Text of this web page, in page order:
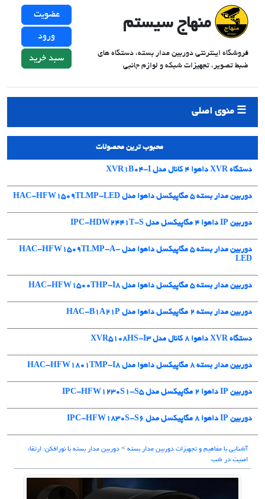
منهاج سیستم
عضویت
ورود
سبد خرید
فروشگاه اینترنتی دوربین مدار بسته، دستگاه های
ضبط تصویر، تجهیزات شبکه و لوازم جانبی
منوی اصلی
محبوب ترین محصولات
دستگاه XVR داهوا 4 کانال مدل XVR1B04-I
دوربین مدار بسته 5 مگاپیکسل داهوا مدل HAC-HFW1509TLMP-LED
دوربین IP داهوا 4 مگاپیکسل مدل IPC-HDW2441T-S
دوربین مدار بسته 5 مگاپیکسل داهوا مدل HAC-HFW1509TLMP-A-
LED
دوربین مدار بسته 5 مگاپیکسل داهوا مدل HAC-HFW1500THP-I8
دوربین مدار بسته ۲ مگاپیکسل داهوا مدل HAC-B1A21P
دستگاه XVR داهوا 8 کانال مدل XVR5108HS-I3
دوربین مدار بسته 8 مگاپیکسل داهوا مدل HAC-HFW1801TMP-I8
دوربین IP داهوا 2 مگاپیکسل مدل IPC-HFW1230S1-S5
دوربین IP داهوا 8 مگاپیکسل مدل IPC-HFW1830S-S6
آشنایی با مفاهیم و تجهیزات دوربین مدار بسته > دوربین مدار بسته با نورافکن: ارتقاء
امنیت در شب